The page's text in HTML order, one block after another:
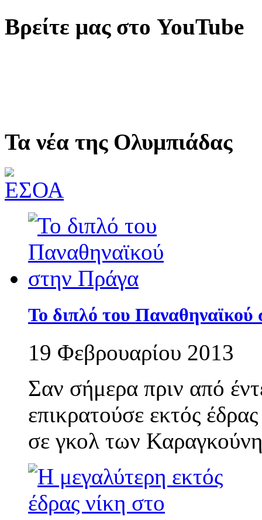
Βρείτε μας στο YouTube
Τα νέα της Ολυμπιάδας
Το διπλό του
19 Φεβρουαρίου 2013
Σαν σήμερα πριν από
επικρατούσε εκτός
σε γκολ των